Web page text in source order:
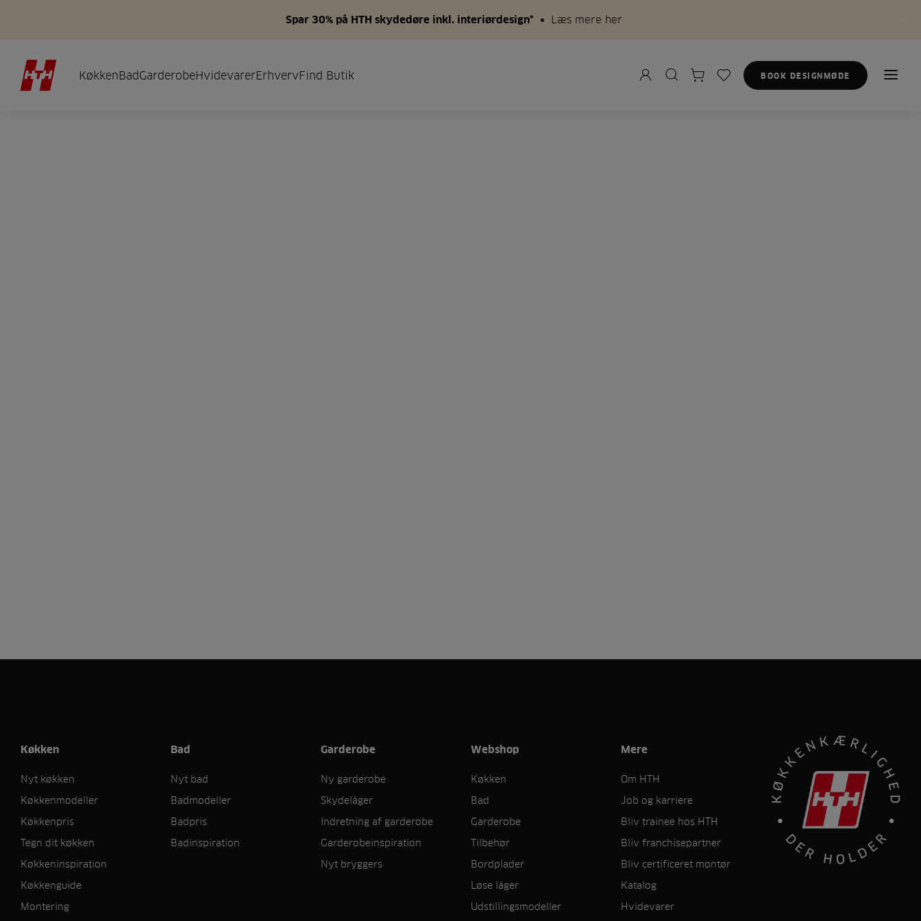
Spar 30% på HTH skydedøre inkl. interiørdesign* Læs mere her
KøkkenBadGarderobeHvidevarerErhvervFind Butik BOOK DESIGNMØDE
Køkken
Nyt køkken
Køkkenmodeller
Køkkenpris
Tegn dit køkken
Køkkeninspiration
Køkkenguide
Montering
Bad
Nyt bad
Badmodeller
Badpris
Badinspiration
Garderobe
Ny garderobe
Skydelåger
Indretning af garderobe
Garderobeinspiration
Nyt bryggers
Webshop
Køkken
Bad
Garderobe
Tilbehør
Bordplader
Løse låger
Udstillingsmodeller
Mere
Om HTH
Job og karriere
Bliv trainee hos HTH
Bliv franchisepartner
Bliv certificeret montør
Katalog
Hvidevarer